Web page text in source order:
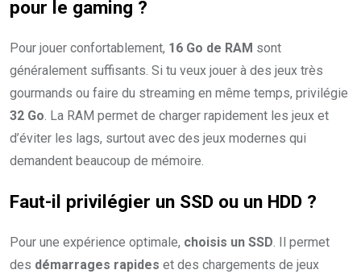
pour le gaming ?
Pour jouer confortablement, 16 Go de RAM sont
généralement suffisants. Si tu veux jouer à des jeux très
gourmands ou faire du streaming en même temps, privilégie
32 Go. La RAM permet de charger rapidement les jeux et
d’éviter les lags, surtout avec des jeux modernes qui
demandent beaucoup de mémoire.
Faut-il privilégier un SSD ou un HDD ?
Pour une expérience optimale, choisis un SSD. Il permet
des démarrages rapides et des chargements de jeux